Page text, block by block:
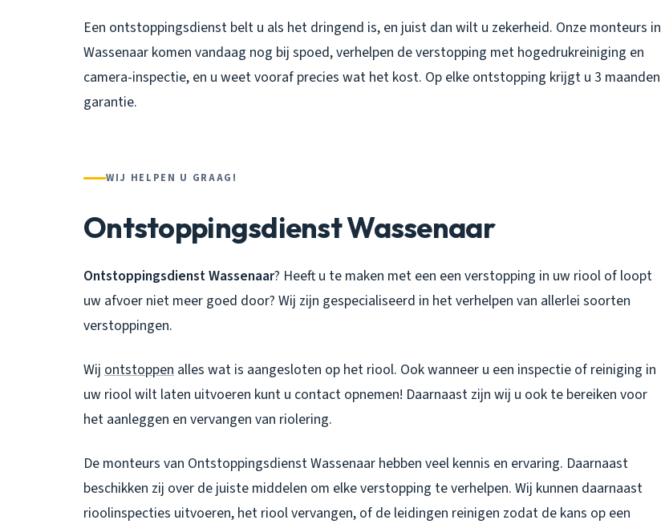
Een ontstoppingsdienst belt u als het dringend is, en juist dan wilt u zekerheid. Onze monteurs in
Wassenaar komen vandaag nog bij spoed, verhelpen de verstopping met hogedrukreiniging en
camera-inspectie, en u weet vooraf precies wat het kost. Op elke ontstopping krijgt u 3 maanden
garantie.
WIJ HELPEN U GRAAG!
Ontstoppingsdienst Wassenaar
Ontstoppingsdienst Wassenaar? Heeft u te maken met een een verstopping in uw riool of loopt
uw afvoer niet meer goed door? Wij zijn gespecialiseerd in het verhelpen van allerlei soorten
verstoppingen.
Wij ontstoppen alles wat is aangesloten op het riool. Ook wanneer u een inspectie of reiniging in
uw riool wilt laten uitvoeren kunt u contact opnemen! Daarnaast zijn wij u ook te bereiken voor
het aanleggen en vervangen van riolering.
De monteurs van Ontstoppingsdienst Wassenaar hebben veel kennis en ervaring. Daarnaast
beschikken zij over de juiste middelen om elke verstopping te verhelpen. Wij kunnen daarnaast
rioolinspecties uitvoeren, het riool vervangen, of de leidingen reinigen zodat de kans op een